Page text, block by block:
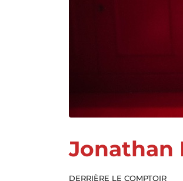
Jonathan
DERRIÈRE LE COMPTOIR